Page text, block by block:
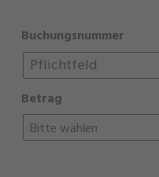
Buchungsnummer
Betrag
Bitte wählen